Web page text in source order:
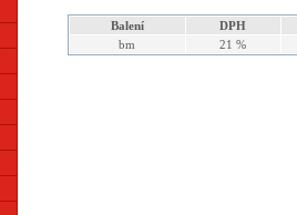
Balení
DPH
bm
21 %